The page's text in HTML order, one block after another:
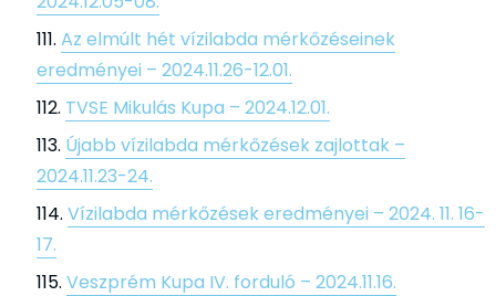
Az elmúlt hét vízilabda mérkőzéseinek
eredményei – 2024.11.26-12.01.
TVSE Mikulás Kupa – 2024.12.01.
Újabb vízilabda mérkőzések zajlottak –
2024.11.23-24.
Vízilabda mérkőzések eredményei – 2024. 11. 16-
17.
Veszprém Kupa IV. forduló – 2024.11.16.